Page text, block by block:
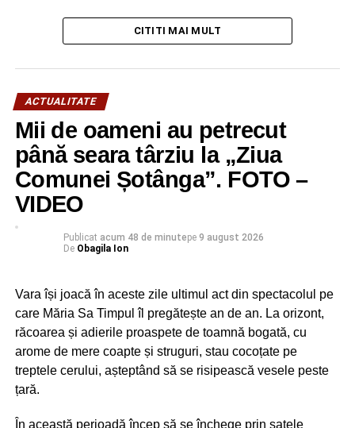
CITITI MAI MULT
ACTUALITATE
Mii de oameni au petrecut
până seara târziu la „Ziua
Comunei Șotânga”. FOTO –
VIDEO
Publicat acum 48 de minutepe 9 august 2026
De Obagila Ion
Vara își joacă în aceste zile ultimul act din spectacolul pe
care Măria Sa Timpul îl pregătește an de an. La orizont,
răcoarea și adierile proaspete de toamnă bogată, cu
arome de mere coapte și struguri, stau cocoțate pe
treptele cerului, așteptând să se risipească vesele peste
țară.
În această perioadă încep să se închege prin satele